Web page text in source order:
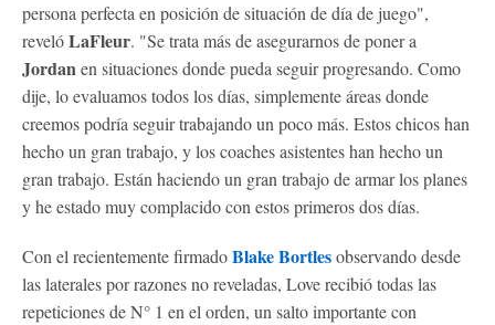
persona perfecta en posición de situación de día de juego",
revelóLaFleur. "Se trata más de asegurarnos de poner a
Jordan en situaciones donde pueda seguir progresando. Como
dije, lo evaluamos todos los días, simplemente áreas donde
creemos podría seguir trabajando un poco más. Estos chicos han
hecho un gran trabajo, y los coaches asistentes han hecho un
gran trabajo. Están haciendo un gran trabajo de armar los planes
y he estado muy complacido con estos primeros dos días.
Con el recientemente firmadoBlake Bortlesobservando desde
las laterales por razones no reveladas, Love recibió todas las
repeticiones de N° 1 en el orden, un salto importante con